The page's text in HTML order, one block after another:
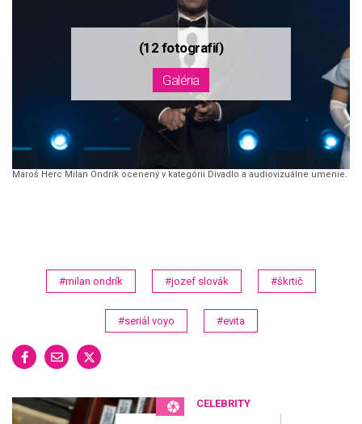
Maroš Herc Milan Ondrík ocenený v kategórii Divadlo a audiovizuálne umenie.
#milan ondrík #jozef slovák #škrtič
#seriál voyo #evita
CELEBRITY